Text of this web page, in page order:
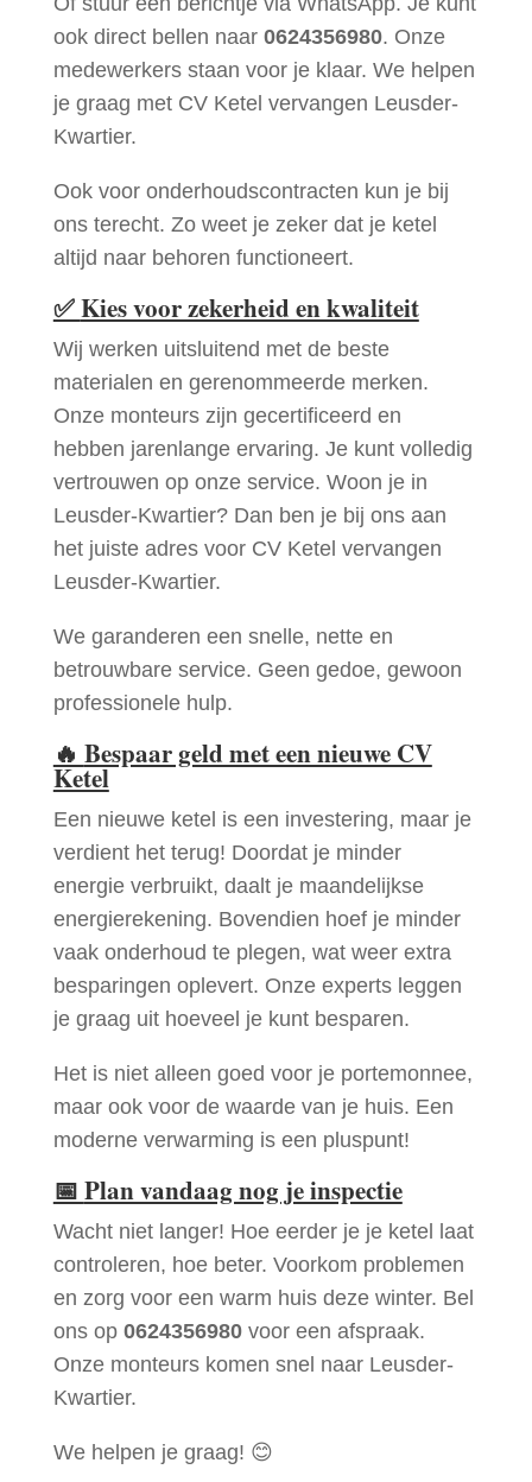
ook direct bellen naar 0624356980. Onze
medewerkers staan voor je klaar. We helpen
je graag met CV Ketel vervangen Leusder-
Kwartier.
Ook voor onderhoudscontracten kun je bij
ons terecht. Zo weet je zeker dat je ketel
altijd naar behoren functioneert.
✅Kies voor zekerheid en kwaliteit
Wij werken uitsluitend met de beste
materialen en gerenommeerde merken.
Onze monteurs zijn gecertificeerd en
hebben jarenlange ervaring. Je kunt volledig
vertrouwen op onze service. Woon je in
Leusder-Kwartier? Dan ben je bij ons aan
het juiste adres voor CV Ketel vervangen
Leusder-Kwartier.
We garanderen een snelle, nette en
betrouwbare service. Geen gedoe, gewoon
professionele hulp.
🔥 Bespaar geld met een nieuwe CV
Ketel
Een nieuwe ketel is een investering, maar je
verdient het terug! Doordat je minder
energie verbruikt, daalt je maandelijkse
energierekening. Bovendien hoef je minder
vaak onderhoud te plegen, wat weer extra
besparingen oplevert. Onze experts leggen
je graag uit hoeveel je kunt besparen.
Het is niet alleen goed voor je portemonnee,
maar ook voor de waarde van je huis. Een
moderne verwarming is een pluspunt!
📅 Plan vandaag nog je inspectie
Wacht niet langer! Hoe eerder je je ketel laat
controleren, hoe beter. Voorkom problemen
en zorg voor een warm huis deze winter. Bel
ons op 0624356980voor een afspraak.
Onze monteurs komen snel naar Leusder-
Kwartier.
We helpen je graag! 😊